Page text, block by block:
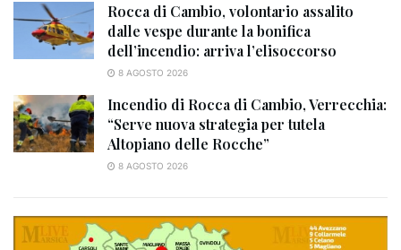
Rocca di Cambio, volontario assalito
dalle vespe durante la bonifica
dell’incendio: arriva l’elisoccorso
8 AGOSTO 2026
Incendio di Rocca di Cambio, Verrecchia:
“Serve nuova strategia per tutela
Altopiano delle Rocche”
8 AGOSTO 2026